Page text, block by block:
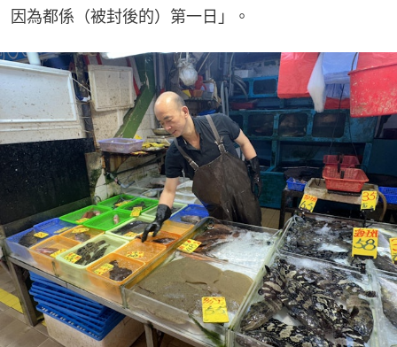
因為都係（被封後的）第一日」。